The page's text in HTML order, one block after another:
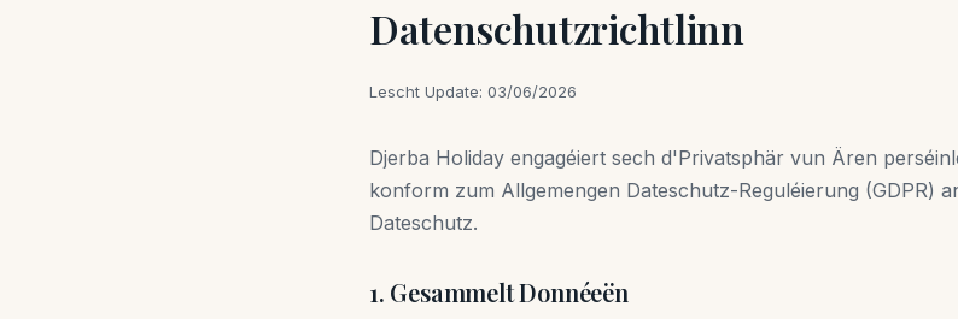
Datenschutzrichtlinn
Lescht Update: 03/06/2026
Djerba Holiday engagéiert sech d'Privatsphär vun Ären
konform zum Allgemengen Dateschutz-Reguléierung (GDPR)
Dateschutz.
1. Gesammelt Donnéeën